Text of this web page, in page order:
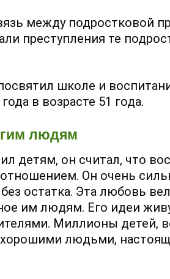
между подростковой
преступления те
школе и
в возрасте 51 года.
людям
детям, он считал, что
Он очень
остатка. Эта любовь
им людям. Его идеи
Миллионы детей,
хорошими людьми,